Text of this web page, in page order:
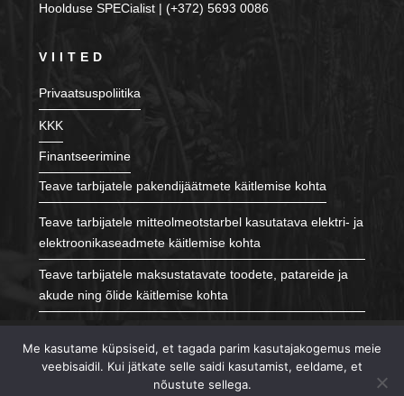
Hoolduse SPECialist | (+372) 5693 0086
VIITED
Privaatsuspoliitika
KKK
Finantseerimine
Teave tarbijatele pakendijäätmete käitlemise kohta
Teave tarbijatele mitteolmeotstarbel kasutatava elektri- ja
elektroonikaseadmete käitlemise kohta
Teave tarbijatele maksustatavate toodete, patareide ja
akude ning õlide käitlemise kohta
JÄLGI MEID
Me kasutame küpsiseid, et tagada parim kasutajakogemus meie
veebisaidil. Kui jätkate selle saidi kasutamist, eeldame, et
nõustute sellega.